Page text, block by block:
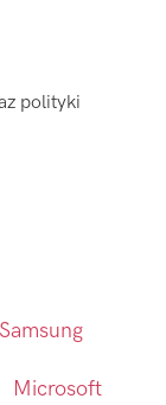
polityki
Samsung
Microsoft